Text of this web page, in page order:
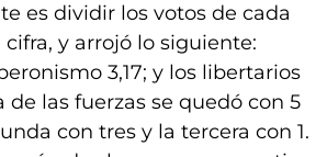
es dividir los votos de cada
y arrojó lo siguiente:
3,17; y los libertarios
de las fuerzas se quedó con 5
con tres y la tercera con 1.